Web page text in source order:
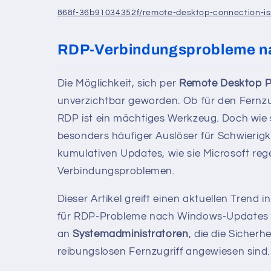
868f-36b91034352f/remote-desktop-connection-
RDP-Verbindungsprobleme
Die Möglichkeit, sich per Remote Desktop
unverzichtbar geworden. Ob für den
RDP ist ein mächtiges Werkzeug. Doch
besonders häufiger Auslöser für
kumulativen Updates, wie sie Microsoft
Verbindungsproblemen.
Dieser Artikel greift einen aktuellen Trend
für RDP-Probleme nach Windows-
anSystemadministratoren, die die
reibungslosen Fernzugriff angewiesen